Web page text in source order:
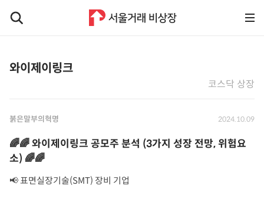
와이제이링크
코스닥 상장
붉은말부의혁명 2024.10.09
🌈🌈 와이제이링크 공모주 분석 (3가지 성장 전망, 위험요
소) 🌈🌈
📢 표면실장기술(SMT) 장비 기업